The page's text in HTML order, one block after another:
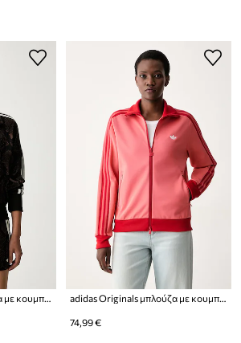
adidas Originals μπλούζα με κουμπιά Γυναικεία Satin Snake adidas Originals μπλούζα με κουμπιά γυναικεία με βαμβάκι Beckenbauer
74,99 €